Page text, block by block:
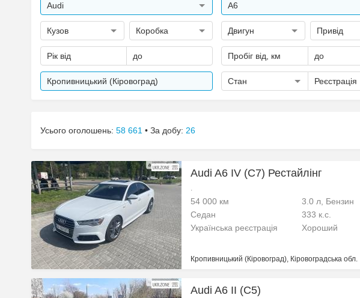
Audi A6
Кузов Коробка Двигун Привід
Рік від до Пробіг від, км до
Кропивницький (Кіровоград) Стан Реєстрація
Усього оголошень: 58 661 • За добу: 26
Audi A6 IV (C7) Рестайлінг
.
54 000 км 3.0 л, Бензин
Седан
333 к.с.
Українська реєстрація
Хороший
Кропивницький (Кіровоград), Кіровоградська обл.
Audi A6 II (C5)